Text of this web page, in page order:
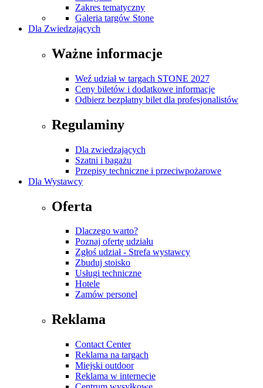
Zakres tematyczny
Galeria targów Stone
Dla Zwiedzających
Ważne informacje
Weź udział w targach STONE 2027
Ceny biletów i dodatkowe informacje
Odbierz bezpłatny bilet dla profesjonalistów
Regulaminy
Dla zwiedzających
Szatni i bagażu
Przepisy techniczne i przeciwpożarowe
Dla Wystawcy
Oferta
Dlaczego warto?
Poznaj ofertę udziału
Zgłoś udział - Strefa wystawcy
Zbuduj stoisko
Usługi techniczne
Hotele
Zamów personel
Reklama
Contact Center
Reklama na targach
Miejski outdoor
Reklama w internecie